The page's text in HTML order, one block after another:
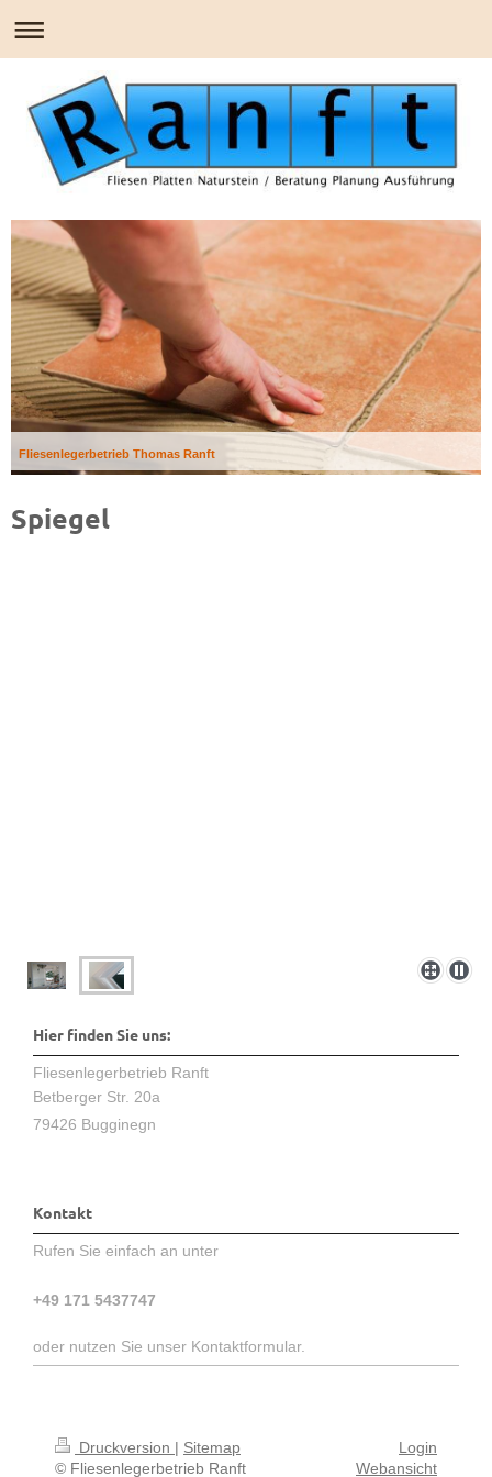
Fliesenlegerbetrieb Thomas Ranft
Spiegel
Hier finden Sie uns:
Fliesenlegerbetrieb Ranft
Betberger Str. 20a
79426 Bugginegn
Kontakt
Rufen Sie einfach an unter
+49 171 5437747
oder nutzen Sie unser Kontaktformular.
Druckversion | Sitemap
© Fliesenlegerbetrieb Ranft
Login
Webansicht